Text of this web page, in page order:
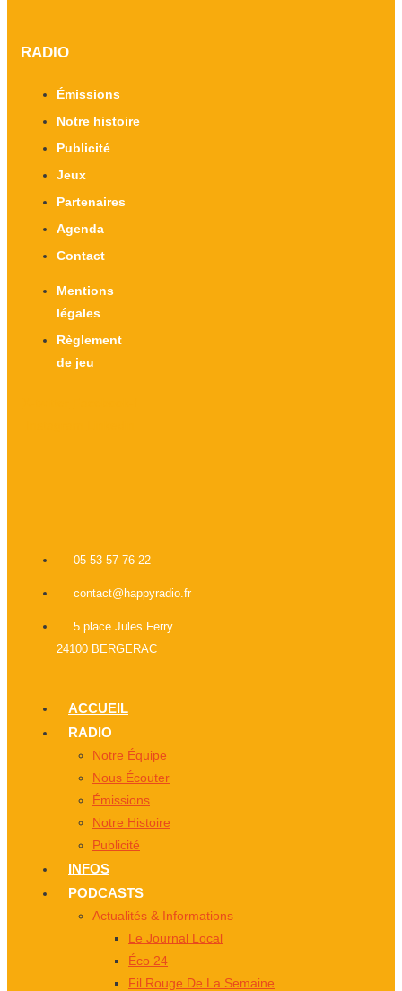
RADIO
Émissions
Notre histoire
Publicité
Jeux
Partenaires
Agenda
Contact
Mentions
légales
Règlement
de jeu
05 53 57 76 22
contact@happyradio.fr
5 place Jules Ferry
24100 BERGERAC
ACCUEIL
RADIO
Notre Équipe
Nous Écouter
Émissions
Notre Histoire
Publicité
INFOS
PODCASTS
Actualités & Informations
Le Journal Local
Éco 24
Fil Rouge De La Semaine